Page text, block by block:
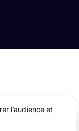
l’audience et